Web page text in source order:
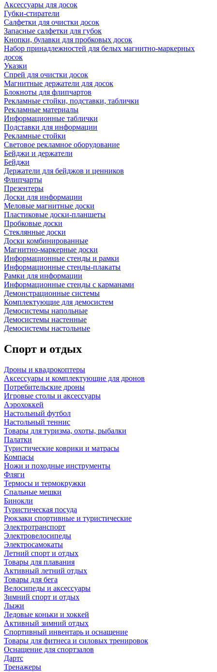
Аксессуары для досок
Губки-стиратели
Салфетки для очистки досок
Запасные салфетки для губок
Кнопки, булавки для пробковых досок
Набор принадлежностей для белых магнитно-маркерных
досок
Указки
Спрей для очистки досок
Магнитные держатели для досок
Блокноты для флипчартов
Рекламные стойки, подставки, таблички
Рекламные материалы
Информационные таблички
Подставки для информации
Рекламные стойки
Световое рекламное оборудование
Бейджи и держатели
Бейджи
Держатели для бейджов и ценников
Флипчарты
Презентеры
Доски для информации
Меловые магнитные доски
Пластиковые доски-планшеты
Пробковые доски
Стеклянные доски
Доски комбинированные
Магнитно-маркерные доски
Информационные стенды и рамки
Информационные стенды-плакаты
Рамки для информации
Информационные стенды с карманами
Демонстрационные системы
Комплектующие для демосистем
Демосистемы напольные
Демосистемы настенные
Демосистемы настольные
Спорт и отдых
Дроны и квадрокоптеры
Аксессуары и комплектующие для дронов
Потребительские дроны
Игровые столы и аксессуары
Аэрохоккей
Настольный футбол
Настольный теннис
Товары для туризма, охоты, рыбалки
Палатки
Туристические коврики и матрасы
Компасы
Ножи и походные инструменты
Фляги
Термосы и термокружки
Спальные мешки
Бинокли
Туристическая посуда
Рюкзаки спортивные и туристические
Электротранспорт
Электровелосипеды
Электросамокаты
Летний спорт и отдых
Товары для плавания
Активный летний отдых
Товары для бега
Велосипеды и аксессуары
Зимний спорт и отдых
Лыжи
Ледовые коньки и хоккей
Активный зимний отдых
Спортивный инвентарь и оснащение
Товары для фитнеса и силовых тренировок
Оснащение для спортзалов
Дартс
Тренажеры